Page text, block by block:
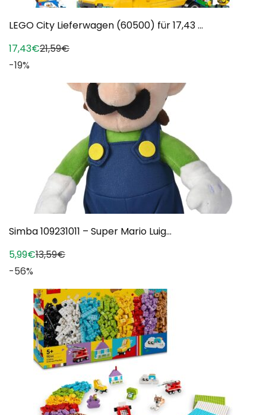
LEGO City Lieferwagen (60500) für 17,43 ...
17,43€21,59€
-19%
Simba 109231011 – Super Mario Luig...
5,99€13,59€
-56%